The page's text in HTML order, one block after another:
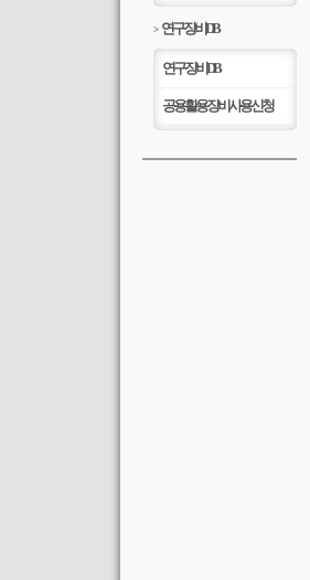
> 연구장비DB
연구장비DB
공용활용장비사용신청